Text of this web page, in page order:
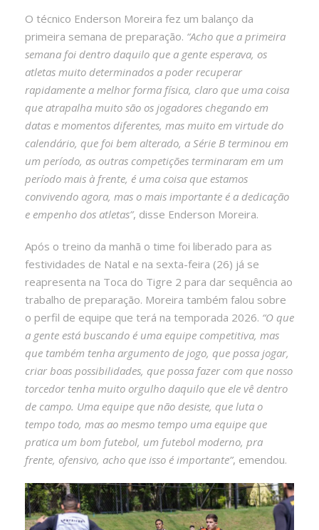
O técnico Enderson Moreira fez um balanço da
primeira semana de preparação. “Acho que a primeira
semana foi dentro daquilo que a gente esperava, os
atletas muito determinados a poder recuperar
rapidamente a melhor forma física, claro que uma coisa
que atrapalha muito são os jogadores chegando em
datas e momentos diferentes, mas muito em virtude do
calendário, que foi bem alterado, a Série B terminou em
um período, as outras competições terminaram em um
período mais à frente, é uma coisa que estamos
convivendo agora, mas o mais importante é a dedicação
e empenho dos atletas”, disse Enderson Moreira.
Após o treino da manhã o time foi liberado para as
festividades de Natal e na sexta-feira (26) já se
reapresenta na Toca do Tigre 2 para dar sequência ao
trabalho de preparação. Moreira também falou sobre
o perfil de equipe que terá na temporada 2026. “O que
a gente está buscando é uma equipe competitiva, mas
que também tenha argumento de jogo, que possa jogar,
criar boas possibilidades, que possa fazer com que nosso
torcedor tenha muito orgulho daquilo que ele vê dentro
de campo. Uma equipe que não desiste, que luta o
tempo todo, mas ao mesmo tempo uma equipe que
pratica um bom futebol, um futebol moderno, pra
frente, ofensivo, acho que isso é importante”, emendou.